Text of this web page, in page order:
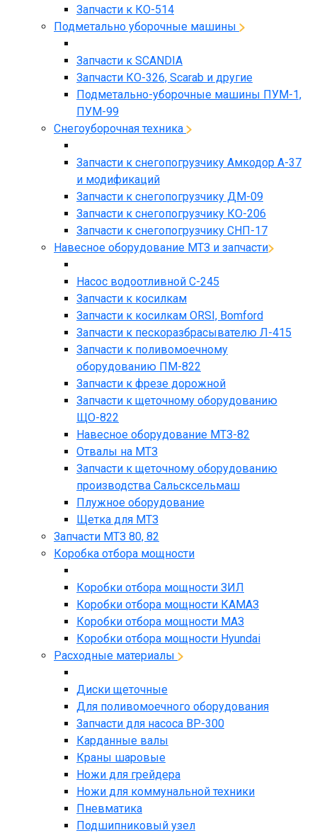
Запчасти к КО-514
Подметально уборочные машины
Запчасти к SCANDIA
Запчасти КО-326, Scarab и другие
Подметально-уборочные машины ПУМ-1,
ПУМ-99
Снегоуборочная техника
Запчасти к снегопогрузчику Амкодор А-37
и модификаций
Запчасти к снегопогрузчику ДМ-09
Запчасти к снегопогрузчику КО-206
Запчасти к снегопогрузчику СНП-17
Навесное оборудование МТЗ и запчасти
Насос водоотливной С-245
Запчасти к косилкам
Запчасти к косилкам ORSI, Bomford
Запчасти к пескоразбрасывателю Л-415
Запчасти к поливомоечному
оборудованию ПМ-822
Запчасти к фрезе дорожной
Запчасти к щеточному оборудованию
ЩО-822
Навесное оборудование МТЗ-82
Отвалы на МТЗ
Запчасти к щеточному оборудованию
производства Сальсксельмаш
Плужное оборудование
Щетка для МТЗ
Запчасти МТЗ 80, 82
Коробка отбора мощности
Коробки отбора мощности ЗИЛ
Коробки отбора мощности КАМАЗ
Коробки отбора мощности МАЗ
Коробки отбора мощности Hyundai
Расходные материалы
Диски щеточные
Для поливомоечного оборудования
Запчасти для насоса BP-300
Карданные валы
Краны шаровые
Ножи для грейдера
Ножи для коммунальной техники
Пневматика
Подшипниковый узел